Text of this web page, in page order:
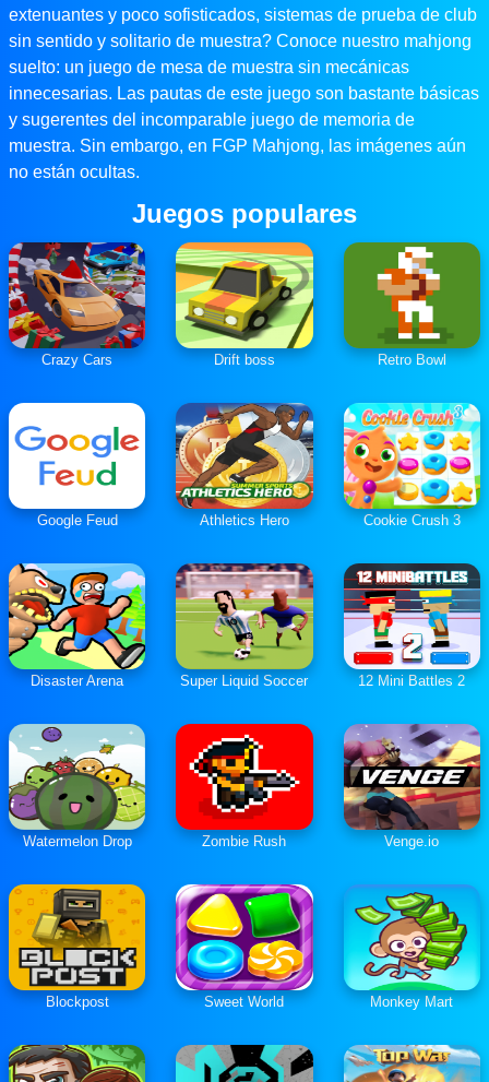
extenuantes y poco sofisticados, sistemas de prueba de club
sin sentido y solitario de muestra? Conoce nuestro mahjong
suelto: un juego de mesa de muestra sin mecánicas
innecesarias. Las pautas de este juego son bastante básicas
y sugerentes del incomparable juego de memoria de
muestra. Sin embargo, en FGP Mahjong, las imágenes aún
no están ocultas.
Juegos populares
Crazy Cars Drift boss Retro Bowl
Google Feud Athletics Hero Cookie Crush 3
Disaster Arena Super Liquid Soccer 12 Mini Battles 2
Watermelon Drop Zombie Rush Venge.io
Blockpost Sweet World Monkey Mart